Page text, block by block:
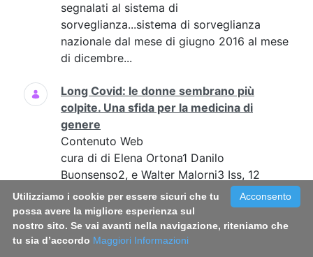
segnalati al sistema di
sorveglianza...sistema di sorveglianza
nazionale dal mese di giugno 2016 al mese
di dicembre...
Long Covid: le donne sembrano più
colpite. Una sfida per la medicina di
genere
Contenuto Web
cura di di Elena Ortona1 Danilo
Buonsenso2, e Walter Malorni3 Iss, 12
febbrario 2021...Preprint at medRxiv
https://doi.org/10.1101/2021.01.23.2125037
5...
Acconsento
Utilizziamo i cookie per essere sicuri che tu
possa avere la migliore esperienza sul
nostro sito. Se vai avanti nella navigazione, riteniamo che
tu sia d’accordo Maggiori Informazioni